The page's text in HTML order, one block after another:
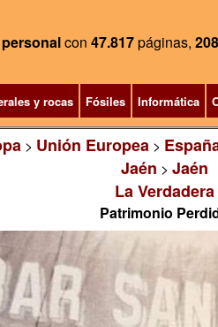
personalcon 47.817páginas,
y rocas Fósiles Informática
> Unión Europea>
Jaén > Jaén
La Verdadera
Patrimonio